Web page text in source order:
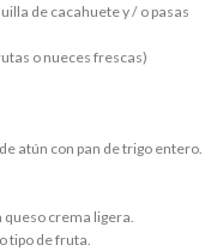
de cacahuete y / o pasas
o nueces frescas)
atún con pan de trigo entero.
crema ligera.
tipo de fruta.